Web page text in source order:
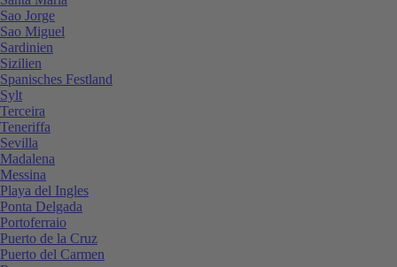
Sao Jorge
Sao Miguel
Sardinien
Sizilien
Spanisches Festland
Sylt
Terceira
Teneriffa
Sevilla
Madalena
Messina
Playa del Ingles
Ponta Delgada
Portoferraio
Puerto de la Cruz
Puerto del Carmen